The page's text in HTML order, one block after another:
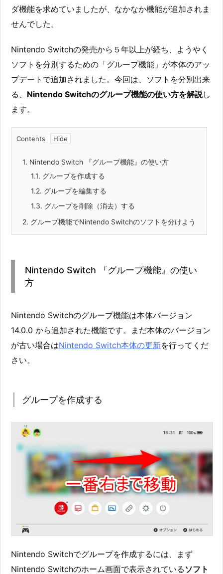
ダ機能を求めていましたが、なかなか機能が追加されま
せんでした。
Nintendo Switchの発売から５年以上が経ち、ようやく
ソフトを分別するための「グループ機能」が本体のアッ
プデートで追加されました。今回は、ソフトを分別出来
る、 Nintendo Switchのグループ機能の使い方を解説し
ます。
Contents
1. Nintendo Switch 『グループ機能』の使い方
1.1. グループを作成する
1.2. グループを編集する
1.3. グループを削除（消去）する
2. グループ機能でNintendo Switchのソフトを分けよう
Nintendo Switch 『グループ機能』の使い
方
Nintendo Switchのグループ機能は本体バージョン
14.0.0 から追加された機能です。まだ本体のバージョン
が古い場合はNintendo Switch本体の更新を行ってくだ
さい。
グループを作成する
Nintendo Switchでグループを作成するには、まず
Nintendo Switchのホーム画面で表示されている ソフト